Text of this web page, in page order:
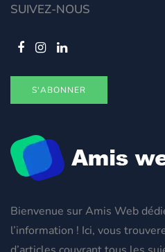
Bienvenue sur Amis Web
l’information ! Ici, vous
SUIVEZ-NOUS
S'ABONNER